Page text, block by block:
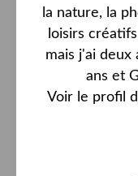
la nature, la
loisirs
mais j'ai deux
ans et
Voir le profil